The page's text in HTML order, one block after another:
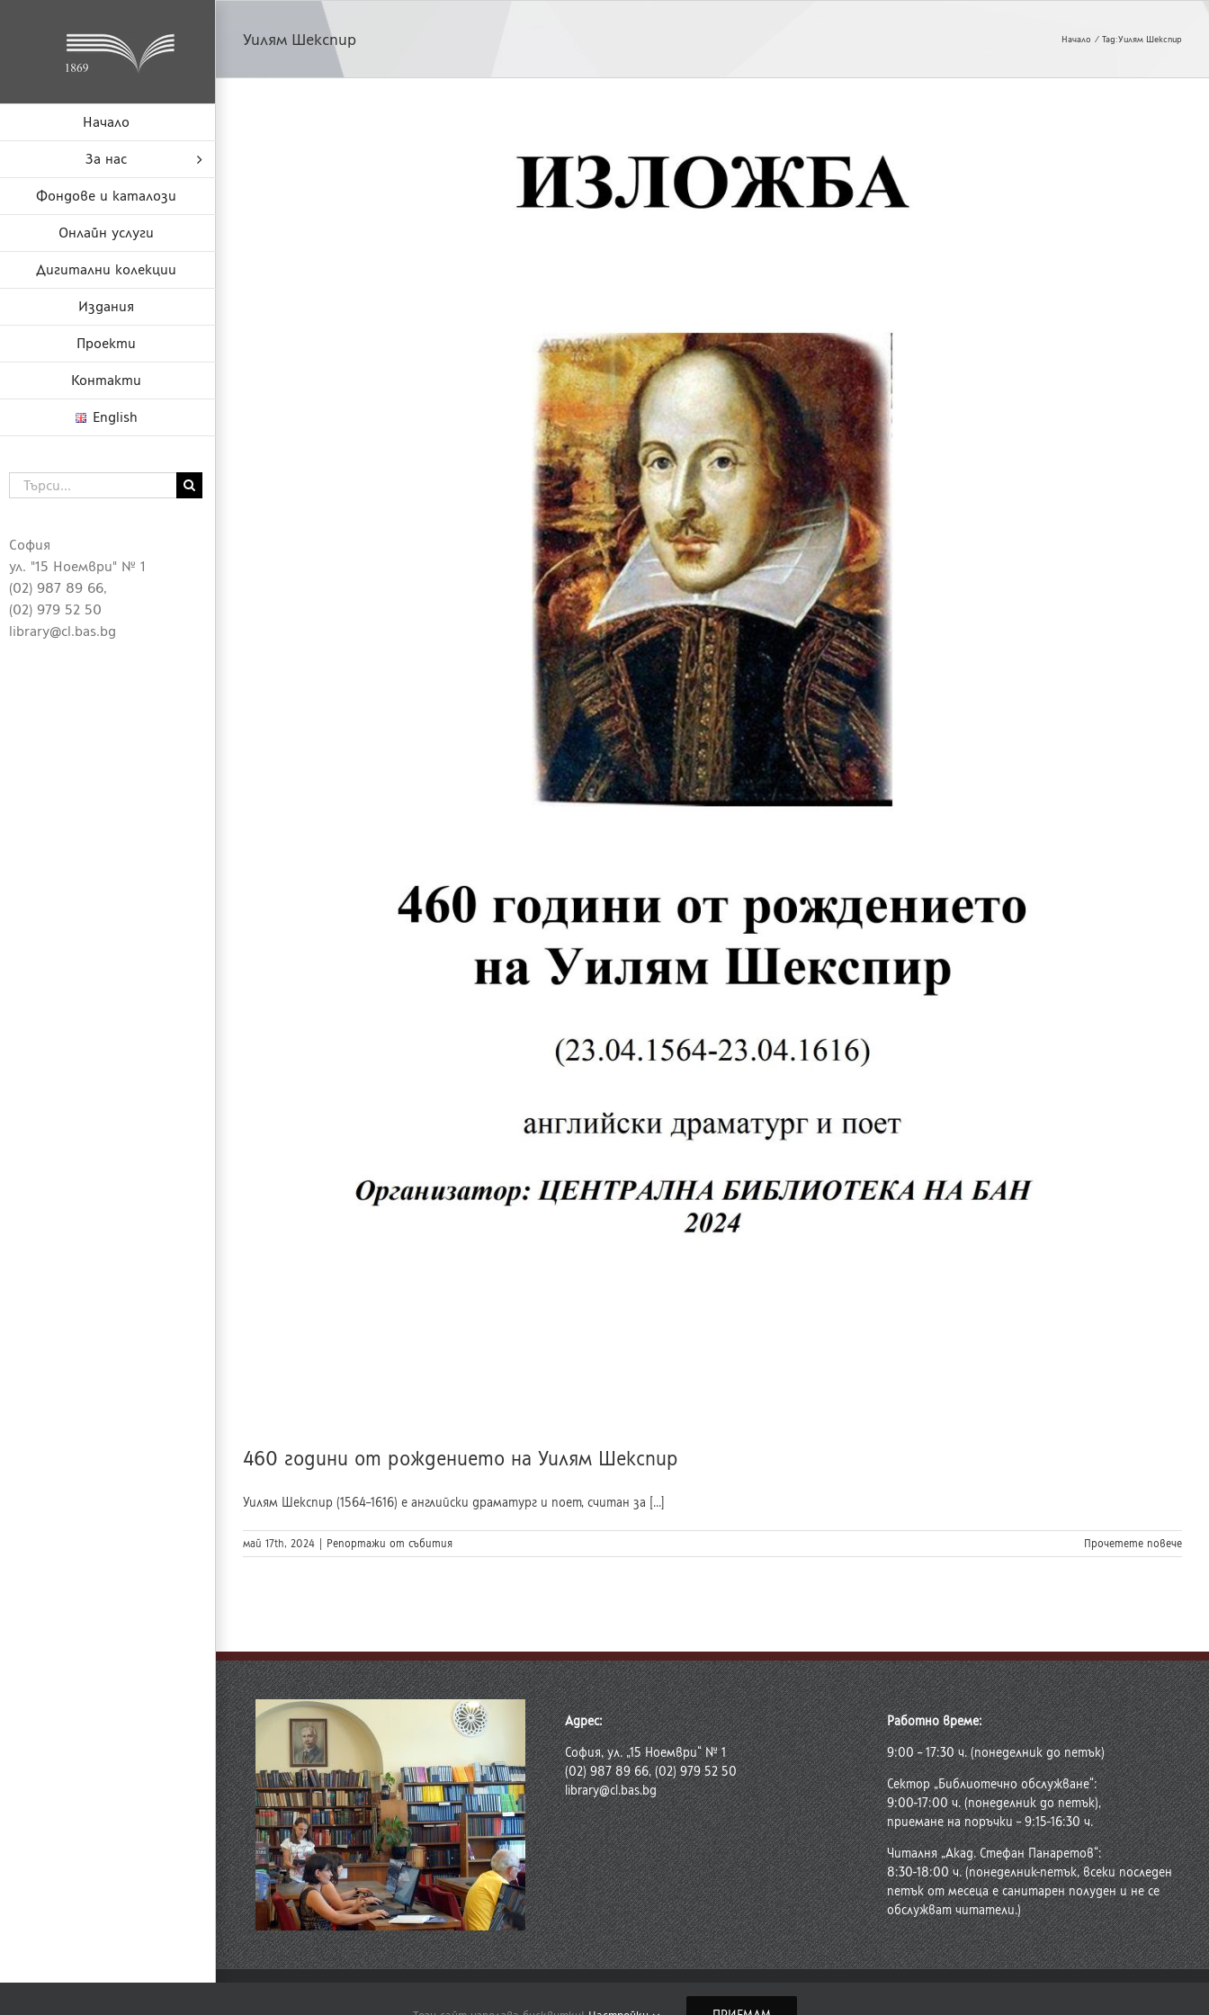
Начало
За нас
Фондове и каталози
Онлайн услуги
Дигитални колекции
Издания
Проекти
Контакти
English
София
ул. "15 Ноември" № 1
(02) 987 89 66,
(02) 979 52 50
library@cl.bas.bg
Търсене
...
Уилям Шекспир Начало Tag:Уилям Шекспир
460 години от рождението на Уилям Шекспир
Уилям Шекспир (1564–1616) е английски драматург и поет, считан за [...]
май 17th, 2024 Репортажи от събития Прочетете повече
Адрес:
София, ул. „15 Ноември“ № 1
(02) 987 89 66, (02) 979 52 50
library@cl.bas.bg
Работно време:
9:00 – 17:30 ч. (понеделник до петък)
Сектор „Библиотечно обслужване“:
9:00-17:00 ч. (понеделник до петък),
приемане на поръчки – 9:15-16:30 ч.
Читалня „Акад. Стефан Панаретов“:
8:30-18:00 ч. (понеделник-петък, всеки последен
петък от месеца е санитарен полуден и не се
обслужват читатели.)
Политика за защита на личните данни на физически лица и политика за употреба на бисквитки